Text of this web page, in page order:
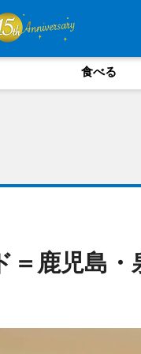
食べる
＝鹿児島